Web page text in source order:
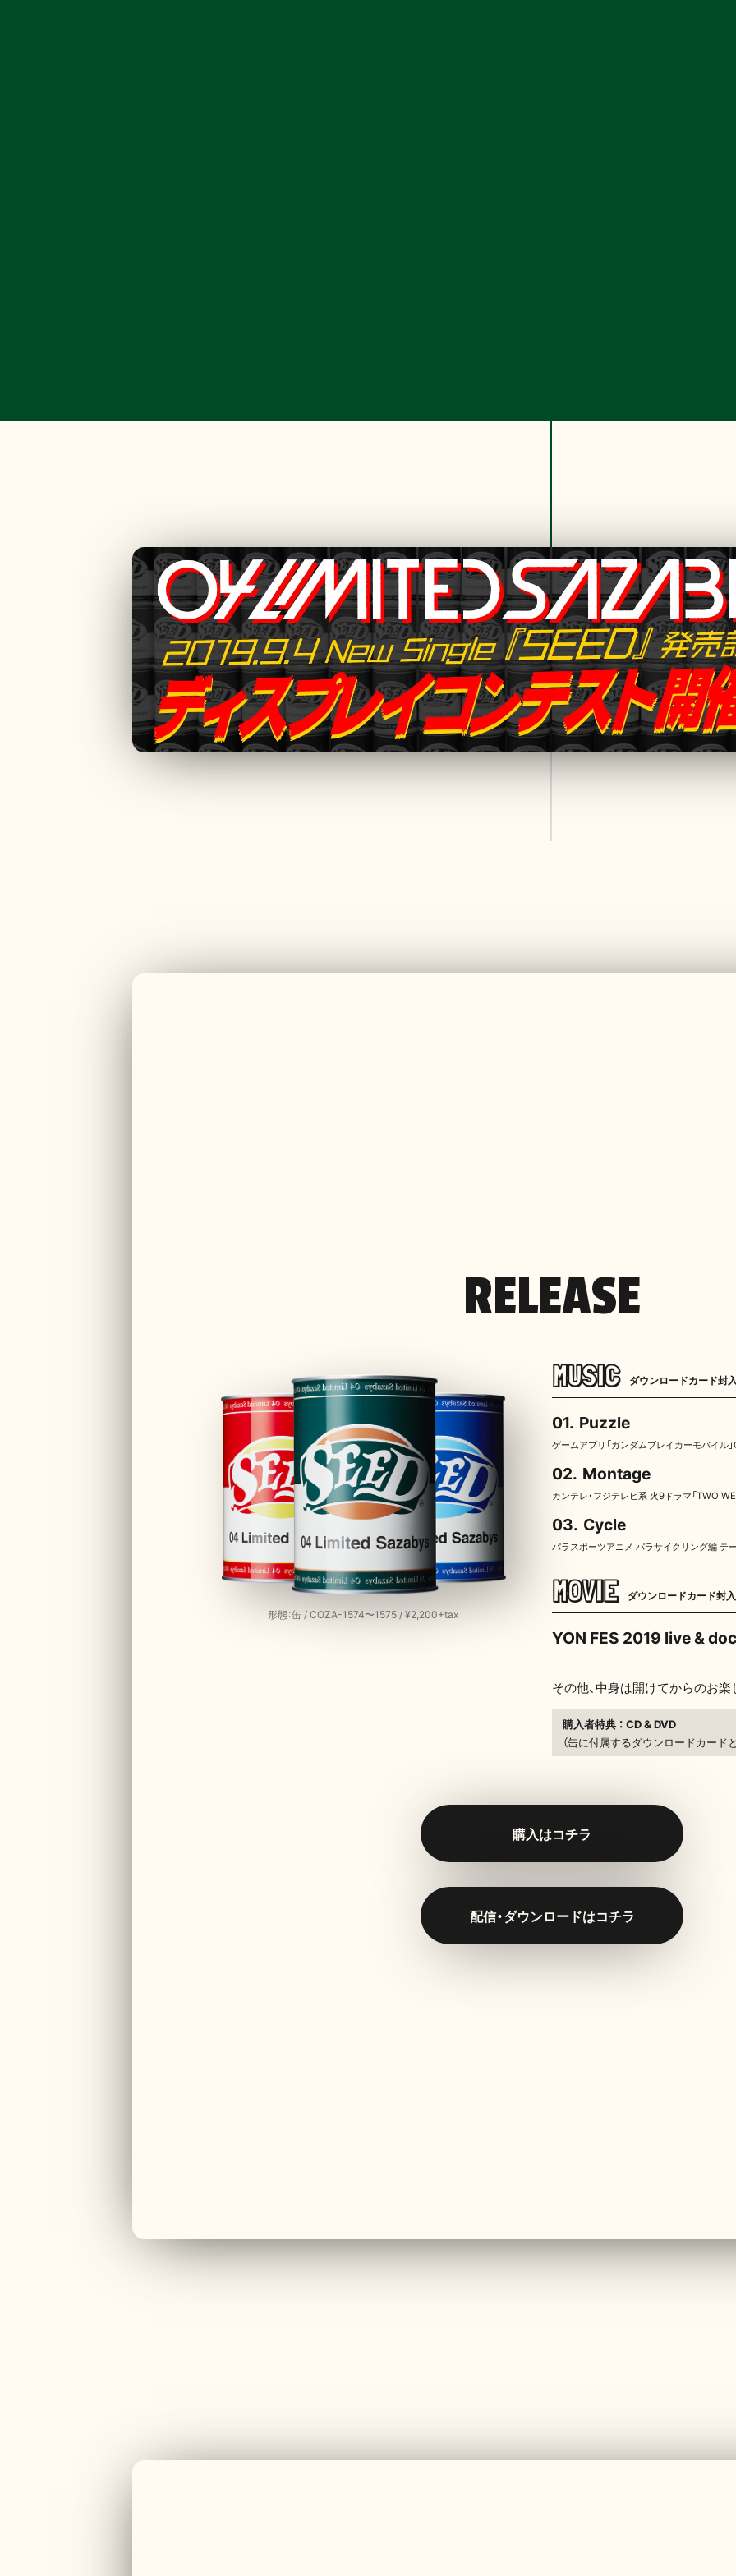
RELEASE
形態：缶 / COZA-1574〜1575 / ¥2,200+tax
MUSIC ダウンロードカード封入
01. Puzzle
ゲームアプリ「ガンダムブレイカーモバイル
02. Montage
カンテレ・フジテレビ系 火9ドラマ「TWO
03. Cycle
パラスポーツアニメ パラサイクリング編 テ
MOVIE ダウンロードカード封入
YON FES 2019 live &
その他、中身は開けてからのお楽
購入者特典 ： CD & DVD
（缶に付属するダウンロードカード
購入はコチラ
配信・ダウンロードはコチラ